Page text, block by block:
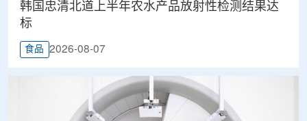
韩国忠清北道上半年农水产品放射性检测结果达
标
食品 2026-08-07